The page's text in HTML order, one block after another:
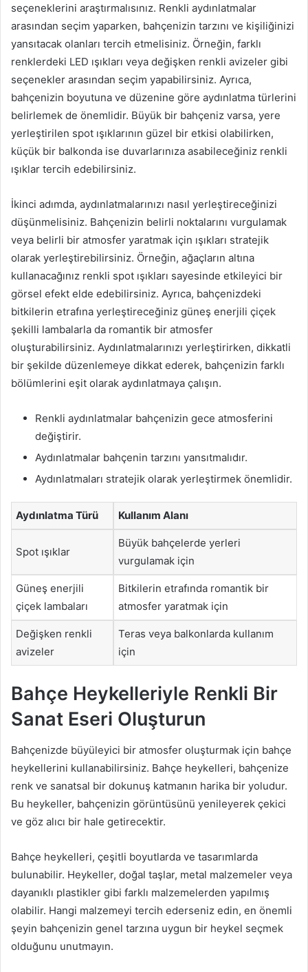
seçeneklerini araştırmalısınız. Renkli aydınlatmalar
arasından seçim yaparken, bahçenizin tarzını ve kişiliğinizi
yansıtacak olanları tercih etmelisiniz. Örneğin, farklı
renklerdeki LED ışıkları veya değişken renkli avizeler gibi
seçenekler arasından seçim yapabilirsiniz. Ayrıca,
bahçenizin boyutuna ve düzenine göre aydınlatma türlerini
belirlemek de önemlidir. Büyük bir bahçeniz varsa, yere
yerleştirilen spot ışıklarının güzel bir etkisi olabilirken,
küçük bir balkonda ise duvarlarınıza asabileceğiniz renkli
ışıklar tercih edebilirsiniz.
İkinci adımda, aydınlatmalarınızı nasıl yerleştireceğinizi
düşünmelisiniz. Bahçenizin belirli noktalarını vurgulamak
veya belirli bir atmosfer yaratmak için ışıkları stratejik
olarak yerleştirebilirsiniz. Örneğin, ağaçların altına
kullanacağınız renkli spot ışıkları sayesinde etkileyici bir
görsel efekt elde edebilirsiniz. Ayrıca, bahçenizdeki
bitkilerin etrafına yerleştireceğiniz güneş enerjili çiçek
şekilli lambalarla da romantik bir atmosfer
oluşturabilirsiniz. Aydınlatmalarınızı yerleştirirken, dikkatli
bir şekilde düzenlemeye dikkat ederek, bahçenizin farklı
bölümlerini eşit olarak aydınlatmaya çalışın.
Renkli aydınlatmalar bahçenizin gece atmosferini
değiştirir.
Aydınlatmalar bahçenin tarzını yansıtmalıdır.
Aydınlatmaları stratejik olarak yerleştirmek önemlidir.
Aydınlatma Türü Kullanım Alanı
Spot ışıklar
Büyük bahçelerde yerleri
vurgulamak için
Güneş enerjili
çiçek lambaları
Bitkilerin etrafında romantik bir
atmosfer yaratmak için
Değişken renkli
avizeler
Teras veya balkonlarda kullanım
için
Bahçe Heykelleriyle Renkli Bir
Sanat Eseri Oluşturun
Bahçenizde büyüleyici bir atmosfer oluşturmak için bahçe
heykellerini kullanabilirsiniz. Bahçe heykelleri, bahçenize
renk ve sanatsal bir dokunuş katmanın harika bir yoludur.
Bu heykeller, bahçenizin görüntüsünü yenileyerek çekici
ve göz alıcı bir hale getirecektir.
Bahçe heykelleri, çeşitli boyutlarda ve tasarımlarda
bulunabilir. Heykeller, doğal taşlar, metal malzemeler veya
dayanıklı plastikler gibi farklı malzemelerden yapılmış
olabilir. Hangi malzemeyi tercih ederseniz edin, en önemli
şeyin bahçenizin genel tarzına uygun bir heykel seçmek
olduğunu unutmayın.